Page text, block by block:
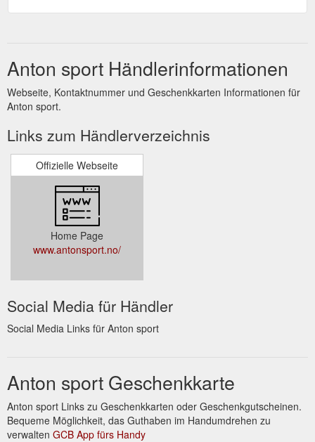
Anton sport Händlerinformationen
Webseite, Kontaktnummer und Geschenkkarten Informationen für
Anton sport.
Links zum Händlerverzeichnis
Offizielle Webseite
Home Page
www.antonsport.no/
Social Media für Händler
Social Media Links für Anton sport
Anton sport Geschenkkarte
Anton sport Links zu Geschenkkarten oder Geschenkgutscheinen.
Bequeme Möglichkeit, das Guthaben im Handumdrehen zu
verwalten GCB App fürs Handy